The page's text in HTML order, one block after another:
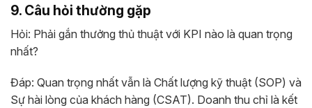
9. Câu hỏi thường gặp
Hỏi: Phải gắn thưởng thủ thuật với KPI nào là quan trọng
nhất?
Đáp: Quan trọng nhất vẫn là Chất lượng kỹ thuật (SOP) và
Sự hài lòng của khách hàng (CSAT). Doanh thu chỉ là kết